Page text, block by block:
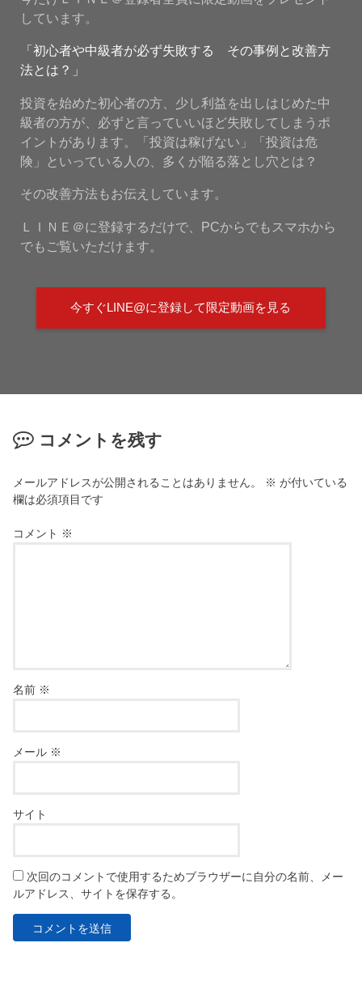
しています。
「初心者や中級者が必ず失敗する その事例と改善方
法とは？」
投資を始めた初心者の方、少し利益を出しはじめた中
級者の方が、必ずと言っていいほど失敗してしまうポ
イントがあります。「投資は稼げない」「投資は危
険」といっている人の、多くが陥る落とし穴とは？
その改善方法もお伝えしています。
ＬＩＮＥ＠に登録するだけで、PCからでもスマホから
でもご覧いただけます。
今すぐLINE@に登録して限定動画を見る
コメントを残す
メールアドレスが公開されることはありません。 ※ が付いている
欄は必須項目です
コメント ※
名前 ※
メール ※
サイト
次回のコメントで使用するためブラウザーに自分の名前、メー
ルアドレス、サイトを保存する。